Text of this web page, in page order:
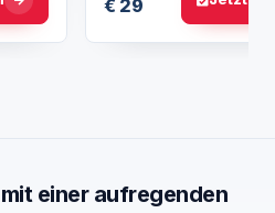
€ 29
einer aufregenden